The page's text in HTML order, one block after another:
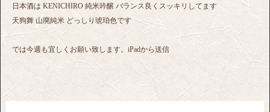
日本酒は KENICHIRO 純米吟醸 バランス良くスッキリしてます
天狗舞 山廃純米 どっしり琥珀色です
では今週も宜しくお願い致します。iPadから送信